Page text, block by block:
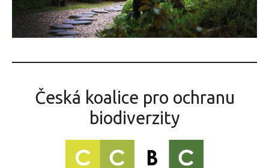
Česká koalice pro ochranu
biodiverzity